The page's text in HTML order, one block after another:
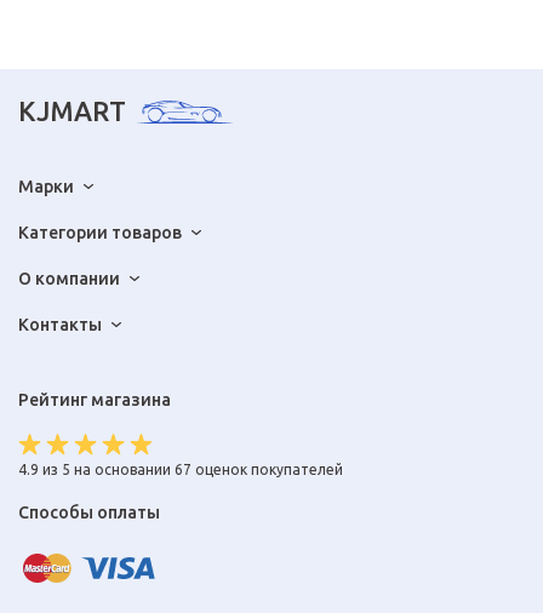
KJMART
Марки
Категории товаров
О компании
Контакты
Рейтинг магазина
4.9 из 5 на основании 67 оценок покупателей
Способы оплаты